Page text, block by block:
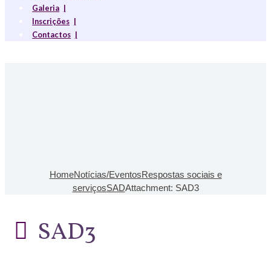
Galeria
Inscrições
Contactos
HomeNotícias/EventosRespostas sociais e
serviçosSADAttachment: SAD3
SAD3